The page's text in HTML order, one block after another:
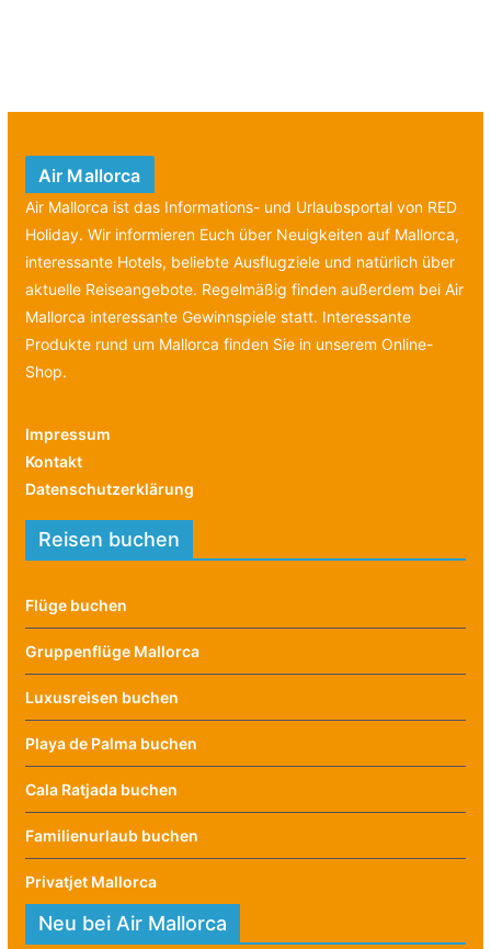
Air Mallorca
Air Mallorca ist das Informations- und Urlaubsportal von RED
Holiday. Wir informieren Euch über Neuigkeiten auf Mallorca,
interessante Hotels, beliebte Ausflugziele und natürlich über
aktuelle Reiseangebote. Regelmäßig finden außerdem bei Air
Mallorca interessante Gewinnspiele statt. Interessante
Produkte rund um Mallorca finden Sie in unserem Online-
Shop.
Impressum
Kontakt
Datenschutzerklärung
Reisen buchen
Flüge buchen
Gruppenflüge Mallorca
Luxusreisen buchen
Playa de Palma buchen
Cala Ratjada buchen
Familienurlaub buchen
Privatjet Mallorca
Neu bei Air Mallorca